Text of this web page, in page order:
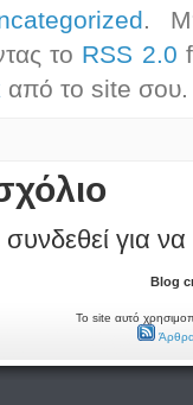
.
το RSS 2.0
από το site σου.
για
Blog
Το site αυτό